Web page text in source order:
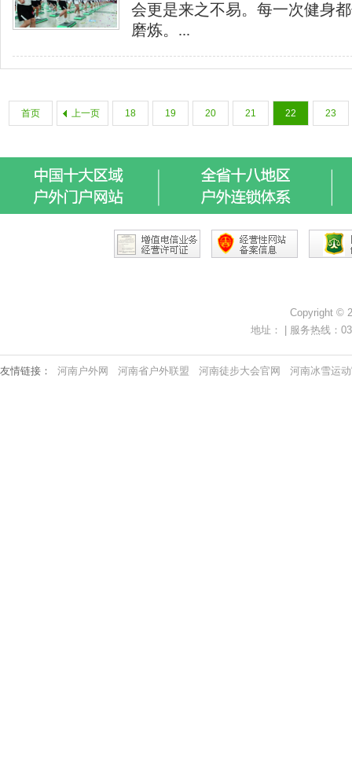
会更是来之不易。每一次健身
磨炼。...
首页 上一页 18 19 20 21 22 23
Copyright ©
地址： | 服务热线：
友情链接： 河南户外网 河南省户外联盟 河南徒步大会官网 河南冰雪运